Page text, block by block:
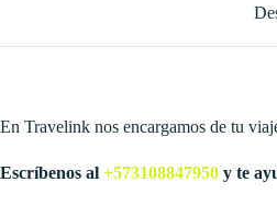
En Travelink nos encargamos de tu
Escríbenos al +573108847950 y te